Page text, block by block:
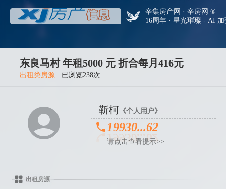
辛集房产网 · 辛房网 ®
16周年 · 星光璀璨 - AI
东良马村 年租5000 元 折合每月416元
出租类房源 · 已浏览238次
靳柯 《个人用户》
19930...62
请点击查看提示>>
出租房源